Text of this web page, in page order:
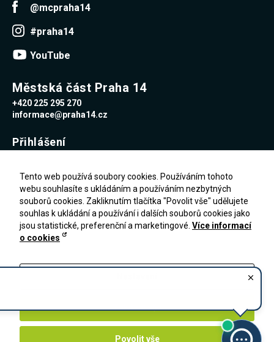
@mcpraha14
#praha14
YouTube
Městská část Praha 14
+420 225 295 270
informace@praha14.cz
Přihlášení
Heslo
Tento web používá soubory cookies. Používáním tohoto
webu souhlasíte s ukládáním a používáním nezbytných
souborů cookies. Zakliknutím tlačítka "Povolit vše" udělujete
souhlas k ukládání a používání i dalších souborů cookies jako
jsou statistické, preferenční a marketingové. Více informací
o cookies
Zakázat vše
Povolit vše